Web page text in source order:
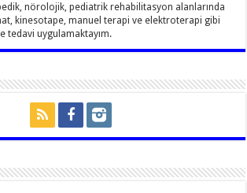
nörolojik, pediatrik rehabilitasyon alanlarında
kinesotape, manuel terapi ve elektroterapi gibi
tedavi uygulamaktayım.